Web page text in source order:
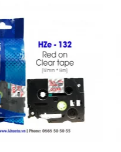
trong nhà hoặc tại chân